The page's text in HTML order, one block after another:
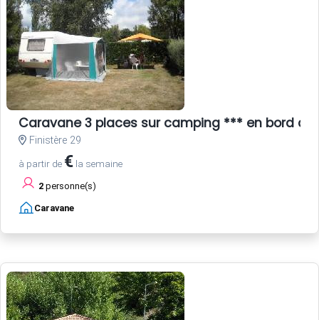
Caravane 3 places sur camping *** en bord de
Finistère 29
à partir de € la semaine
2 personne(s)
Caravane